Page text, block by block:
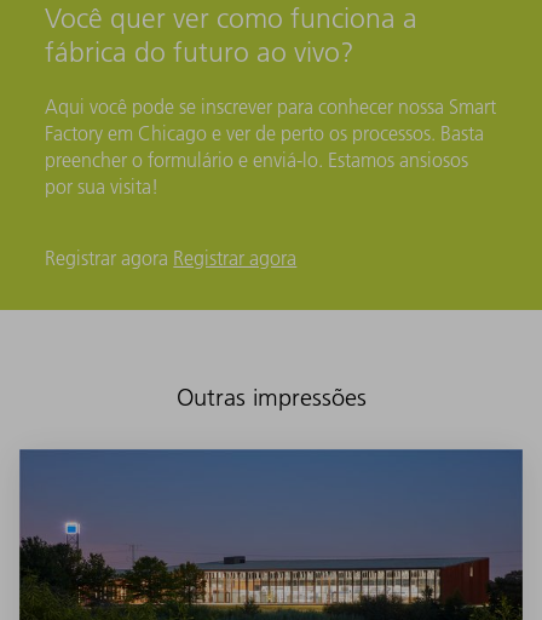
Você quer ver como funciona a
fábrica do futuro ao vivo?
Aqui você pode se inscrever para conhecer nossa Smart
Factory em Chicago e ver de perto os processos. Basta
preencher o formulário e enviá-lo. Estamos ansiosos
por sua visita!
Registrar agora Registrar agora
Outras impressões